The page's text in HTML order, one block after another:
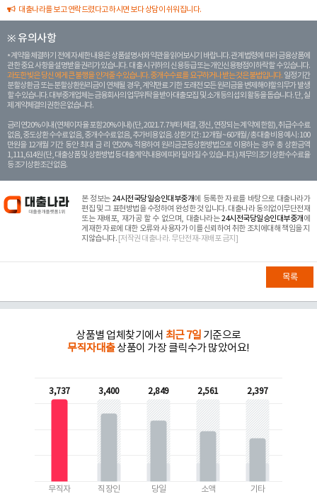
대출나라를 보고 연락드렸다고 하시면 보다 상담이 쉬워집니다.
※ 유의사항
계약을 체결하기 전에 자세한 내용은 상품설명서와 약관을 읽어보시기 바랍니다. 관계 법령에 따라 금융상품에
관한 중요 사항을 설명받을 권리가 있습니다. 대 출 시 귀하의 신용등급 또는 개인신용평점이 하락할 수 있습니다.
과도한 빚은 당신 에게 큰 불행을 안겨줄 수 있습니다. 중개수수료를 요구하거나 받는 것은 불법입니다. 일정 기간
분할상환금 또는 분할상환원리금이 연체될 경우, 계약만료 기한 도래전 모든 원리금을 변제해야할 의무가 발생
할 수 있습니다. 대부중개업체는 금융회사의 업무위탁을 받아 대출모집 및 소개 등의 섭외 활동을 돕습니다. 단, 실
제 계약체결의 권한은 없습니다.
금리 연20% 이내 (연체이자율 포함 20% 이내) (단, 2021. 7. 7부터 체결, 갱신, 연장되는 계 약에 한함), 취급수수료
없음, 중도상환 수수료 없음, 중개수수료 없음, 추가비용 없음. 상환기간 : 12개월 ~ 60개월 / 총 대출 비용 예시 : 100
만원을 12개월 기간 동안 최대 금 리 연20% 적용하여 원리금균등상환방법으로 이용하는 경우 총 상환금액
1,111,614원 (단, 대출상품 및 상환방법 등 대출계약 내용에 따라 달라질 수 있습니다.) 채무의 조기 상환수수료율
등 조기상환조건 없음.
본 정보는 24시전국당일승인대부중개에 등록한 자료를 바탕으로 대출나라가
편집 및 그 표현방법을 수정하여 완성한 것 입니다. 대출나라 동의없이무단전재
또는 재배포, 재가공 할 수 없으며, 대출나라는24시전국당일승인대부중개 에
게재한 자료에 대한 오류와 사용자가 이를 신뢰하여 취한 조치에대해 책임을 지
지않습니다. [저작권 대출나라. 무단전재-재배포 금지]
목록
상품별 업체찾기에서 최근 7일 기준으로
무직자대출상품이 가장 클릭수가 많았어요!
3,737
무직자
3,400
직장인
2,849
당일
2,561
소액
2,397
기타